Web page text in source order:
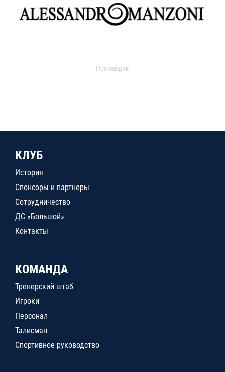
Поставщик
КЛУБ
История
Спонсоры и партнеры
Сотрудничество
ДС «Большой»
Контакты
КОМАНДА
Тренерский штаб
Игроки
Персонал
Талисман
Спортивное руководство